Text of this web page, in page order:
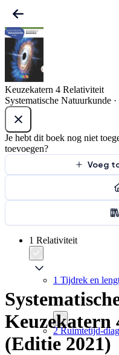
Keuzekatern 4 Relativiteit
Systematische Natuurkunde
Je hebt dit boek nog niet
toevoegen?
Voeg
1 Relativiteit
1 Tijdrek en
2 Ruimtetijd-
Keuzekatern
(Editie 2021)